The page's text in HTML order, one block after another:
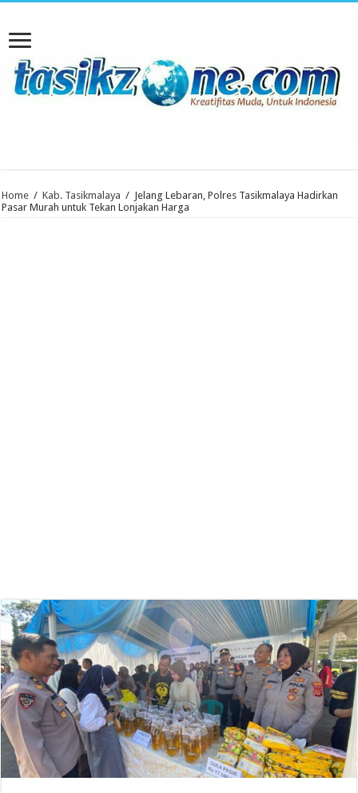
Home / Kab. Tasikmalaya / Jelang Lebaran, Polres Tasikmalaya Hadirkan
Pasar Murah untuk Tekan Lonjakan Harga